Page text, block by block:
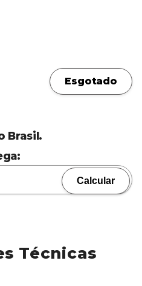
Esgotado
Brasil.
Calcular
Técnicas